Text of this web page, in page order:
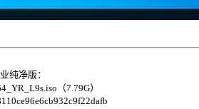
纯净版：
（7.79G）